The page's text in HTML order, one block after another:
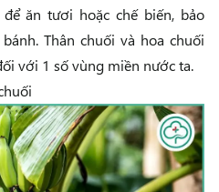
ăn tươi hoặc chế biến, bảo
Thân chuối và hoa chuối
với 1 số vùng miền nước ta.